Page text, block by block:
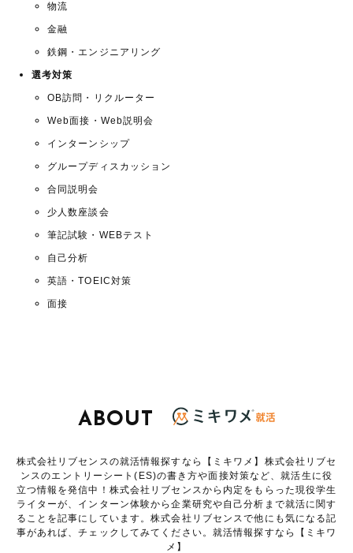
物流
金融
鉄鋼・エンジニアリング
選考対策
OB訪問・リクルーター
Web面接・Web説明会
インターンシップ
グループディスカッション
合同説明会
少人数座談会
筆記試験・WEBテスト
自己分析
英語・TOEIC対策
面接
ABOUT
株式会社リブセンスの就活情報探すなら【ミキワメ】株式会社リブセ
ンスのエントリーシート(ES)の書き方や面接対策など、就活生に役
立つ情報を発信中！株式会社リブセンスから内定をもらった現役学生
ライターが、インターン体験から企業研究や自己分析まで就活に関す
ることを記事にしています。株式会社リブセンスで他にも気になる記
事があれば、チェックしてみてください。就活情報探すなら【ミキワ
メ】